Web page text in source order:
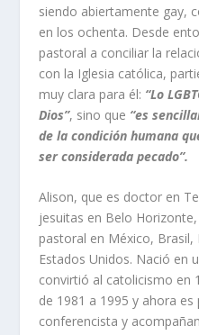
siendo abiertamente gay,
en los ochenta. Desde
pastoral a conciliar la
con la Iglesia católica,
muy clara para él: “Lo
Dios”, sino que “es
de la condición humana
ser considerada pecado”.
Alison, que es doctor en
jesuitas en Belo
pastoral en México, Brasil,
Estados Unidos. Nació en
convirtió al catolicismo en
de 1981 a 1995 y ahora
conferencista y